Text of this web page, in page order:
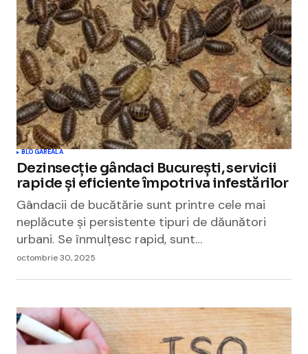
BLOGAREALA
Dezinsecție gândaci București, servicii
rapide și eficiente împotriva infestărilor
Gândacii de bucătărie sunt printre cele mai
neplăcute și persistente tipuri de dăunători
urbani. Se înmulțesc rapid, sunt…
octombrie 30, 2025